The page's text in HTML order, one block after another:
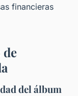
financieras
del álbum